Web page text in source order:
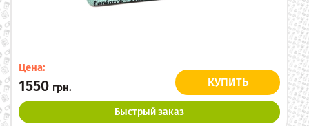
Цена:
1550 грн. КУПИТЬ
Быстрый заказ